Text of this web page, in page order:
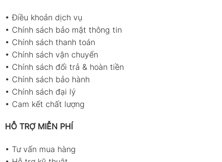
•Điều khoản dịch vụ
• Chính sách bảo mật thông tin
• Chính sách thanh toán
• Chính sách vận chuyển
• Chính sách đổi trả & hoàn tiền
• Chính sách bảo hành
• Chính sách đại lý
• Cam kết chất lượng
HỖ TRỢ MIỄN PHÍ
• Tư vấn mua hàng